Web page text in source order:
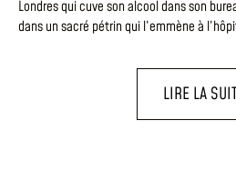
Londres qui cuve son alcool dans son
dans un sacré pétrin qui l’emmène à
LIRE LA